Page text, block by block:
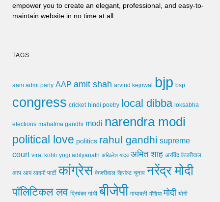
empower you to create an elegant, professional, and easy-to-
maintain website in no time at all.
TAGS
aam admi party AAP amit shah arvind kejriwal bjp bsp
congress cricket hindi poetry local dibba loksabha
elections mahatma gandhi modi narendra modi
political love politics rahul gandhi supreme
court virat kohli yogi adityanath अखिलेश यादव अमित शाह अरविंद केजरीवाल
आप आम आदमी पार्टी कांग्रेस केजरीवाल क्रिकेट चुनाव नरेंद्र मोदी
पॉलिटिकल लव प्रियंका गांधी बीजेपी मायावती मीडिया मोदी योगी